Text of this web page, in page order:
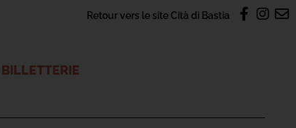
Retour vers le site Cità di Bastia
BILLETTERIE